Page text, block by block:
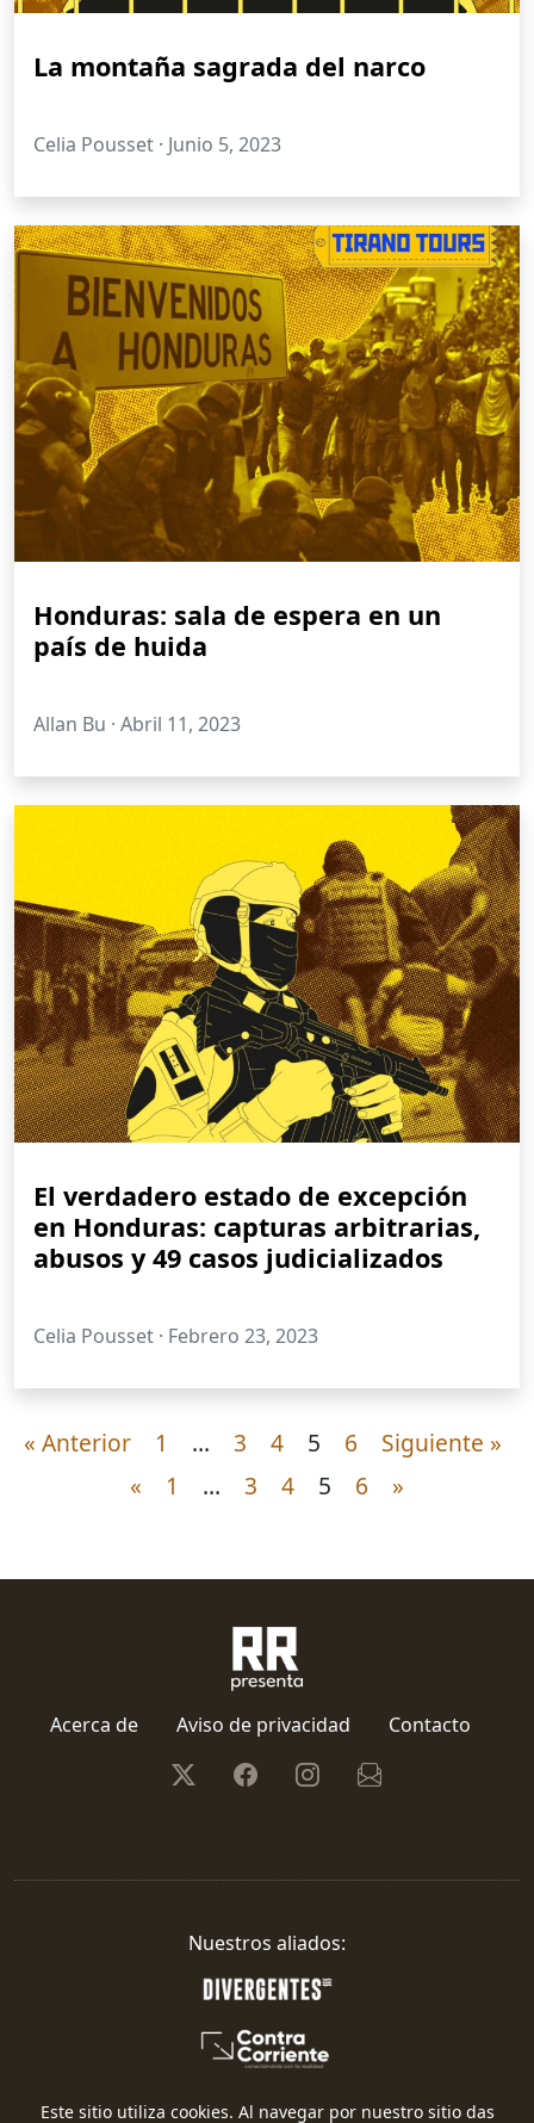
La montaña sagrada del narco
Celia Pousset · Junio 5, 2023
Honduras: sala de espera en un
país de huida
Allan Bu · Abril 11, 2023
El verdadero estado de excepción
en Honduras: capturas arbitrarias,
abusos y 49 casos judicializados
Celia Pousset · Febrero 23, 2023
« Anterior 1 … 3 4 5 6
Siguiente »
«
1 … 3 4 5 6 »
Acerca de Aviso de privacidad Contacto
Nuestros aliados:
Este sitio utiliza cookies. Al navegar por nuestro sitio das